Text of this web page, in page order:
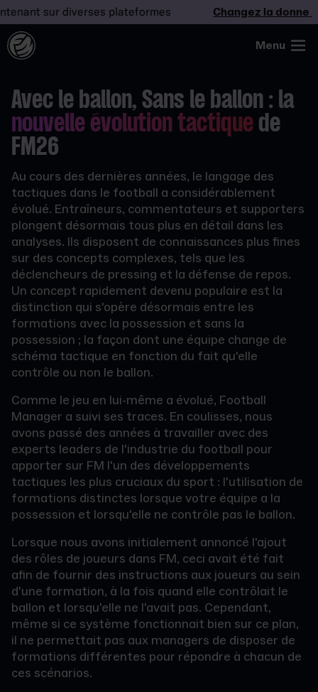
sur diverses plateformes Changez la donne –
Menu
Avec le ballon, Sans le ballon : la
nouvelle évolution tactique de
FM26
Au cours des dernières années, le langage des
tactiques dans le football a considérablement
évolué. Entraîneurs, commentateurs et supporters
plongent désormais tous plus en détail dans les
analyses. Ils disposent de connaissances plus fines
sur des concepts complexes, tels que les
déclencheurs de pressing et la défense de repos.
Un concept rapidement devenu populaire est la
distinction qui s'opère désormais entre les
formations avec la possession et sans la
possession ; la façon dont une équipe change de
schéma tactique en fonction du fait qu'elle
contrôle ou non le ballon.
Comme le jeu en lui-même a évolué, Football
Manager a suivi ses traces. En coulisses, nous
avons passé des années à travailler avec des
experts leaders de l'industrie du football pour
apporter sur FM l'un des développements
tactiques les plus cruciaux du sport : l'utilisation de
formations distinctes lorsque votre équipe a la
possession et lorsqu'elle ne contrôle pas le ballon.
Lorsque nous avons initialement annoncé l'ajout
des rôles de joueurs dans FM, ceci avait été fait
afin de fournir des instructions aux joueurs au sein
d'une formation, à la fois quand elle contrôlait le
ballon et lorsqu'elle ne l'avait pas. Cependant,
même si ce système fonctionnait bien sur ce plan,
il ne permettait pas aux managers de disposer de
formations différentes pour répondre à chacun de
ces scénarios.